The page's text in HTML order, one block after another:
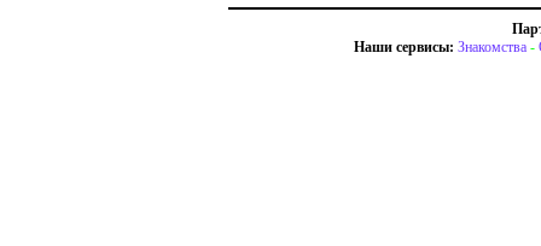
Наши сервисы: Знакомства -